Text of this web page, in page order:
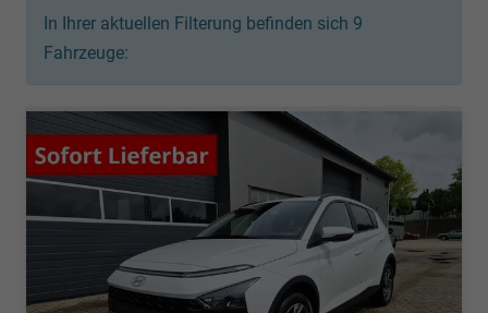
In Ihrer aktuellen Filterung befinden sich 9
Fahrzeuge: